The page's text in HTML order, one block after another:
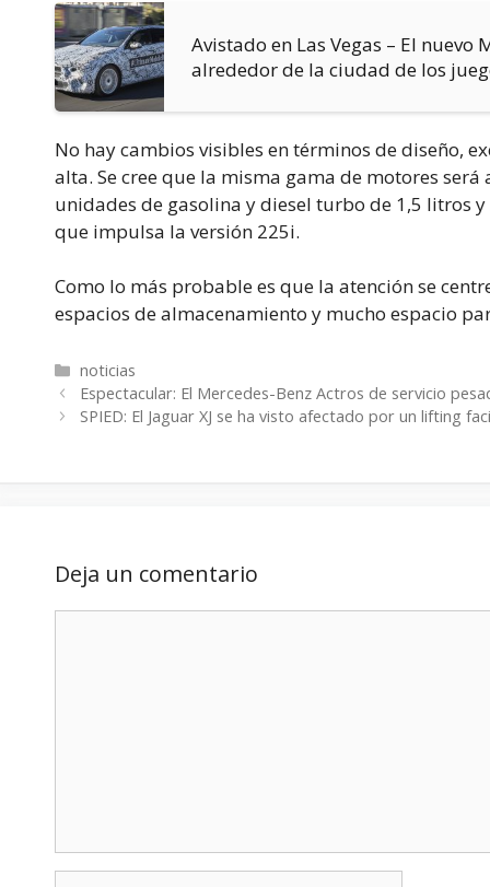
Avistado en Las Vegas – El nuevo
alrededor de la ciudad de los
No hay cambios visibles en términos de diseño,
alta. Se cree que la misma gama de motores
unidades de gasolina y diesel turbo de 1,5 litros
que impulsa la versión 225i.
Como lo más probable es que la atención se
espacios de almacenamiento y mucho espacio
Categorías
noticias
Espectacular: El Mercedes-Benz Actros de servicio
SPIED: El Jaguar XJ se ha visto afectado por un lifting
Deja un comentario